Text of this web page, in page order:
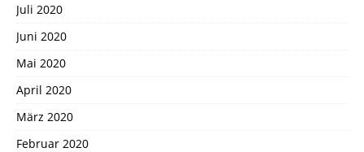
Juli 2020
Juni 2020
Mai 2020
April 2020
März 2020
Februar 2020